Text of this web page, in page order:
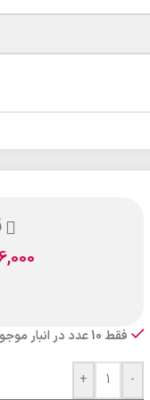
فقط 10 عدد در انبار موجود است
-
+